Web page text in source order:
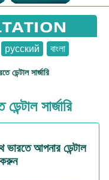
русский বাংলা
ডেন্টাল সার্জারি
সার্জারি
ভারতে আপনার ডেন্টাল
করুন